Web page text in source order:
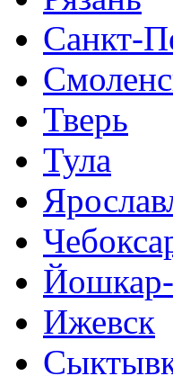
Санкт-
Тверь
Тула
Ижевск